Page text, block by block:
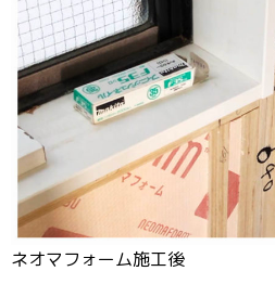
ネオマフォーム施工後